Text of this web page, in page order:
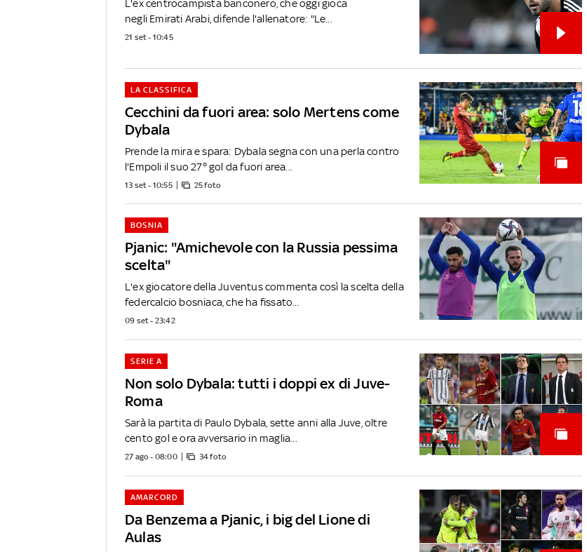
L'ex centrocampista banconero, che oggi gioca
negli Emirati Arabi, difende l'allenatore: "Le...
21 set - 10:45
Cecchini da fuori area: solo Mertens come
Dybala
LA CLASSIFICA
Prende la mira e spara: Dybala segna con una perla contro
l'Empoli il suo 27° gol da fuori area...
13 set - 10:55 25 foto
Pjanic: "Amichevole con la Russia pessima
scelta"
BOSNIA
L'ex giocatore della Juventus commenta così la scelta della
federcalcio bosniaca, che ha fissato...
09 set - 23:42
Non solo Dybala: tutti i doppi ex di Juve-
Roma
SERIE A
Sarà la partita di Paulo Dybala, sette anni alla Juve, oltre
cento gol e ora avversario in maglia...
27 ago - 08:00 34 foto
Da Benzema a Pjanic, i big del Lione di
Aulas
AMARCORD